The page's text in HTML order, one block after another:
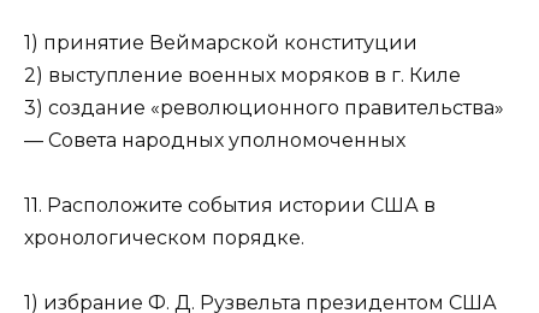
1) принятие Веймарской конституции
2) выступление военных моряков в г. Киле
3) создание «революционного правительства»
— Совета на­родных уполномоченных
11. Расположите события истории США в
хронологическом порядке.
1) избрание Ф. Д. Рузвельта президентом США